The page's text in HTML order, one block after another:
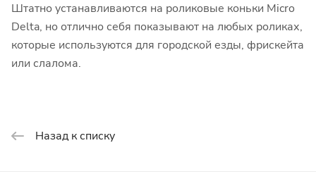
Штатно устанавливаются на роликовые коньки Micro
Delta, но отлично себя показывают на любых роликах,
которые используются для городской езды, фрискейта
или слалома.
Назад к списку